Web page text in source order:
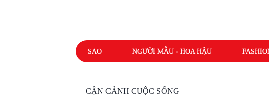
SAO NGƯỜI MẪU - HOA HẬU
CẬN CẢNH CUỘC SỐNG